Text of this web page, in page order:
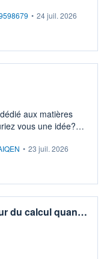
...
• 24 juil. 2026
aux matières
vous une idée?
• 23 juil. 2026
du calcul quan…